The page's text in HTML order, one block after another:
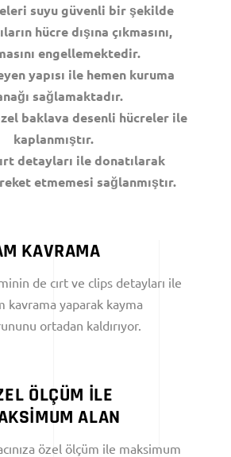
suyu güvenli bir şekilde
hücre dışına çıkmasını,
engellemektedir.
yapısı ile hemen kuruma
sağlamaktadır.
baklava desenli hücreler ile
kaplanmıştır.
detayları ile donatılarak
etmemesi sağlanmıştır.
KAVRAMA
de cırt ve clips detayları ile
kavrama yaparak kayma
ortadan kaldırıyor.
ÖLÇÜM İLE
ALAN
özel ölçüm ile maksimum